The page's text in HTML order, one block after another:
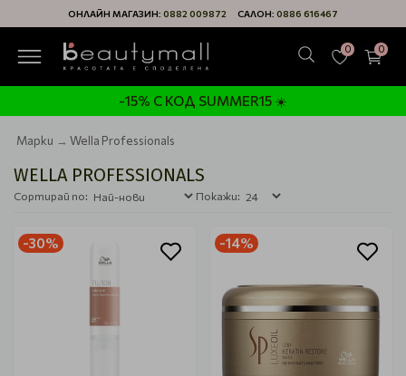
ОНЛАЙН МАГАЗИН: 0882 009872 САЛОН: 0886 616467
0 0
-15% С КОД SUMMER15 ☀️
Марки Wella Professionals
WELLA PROFESSIONALS
Сортирай по: Покажи:
-30% -14%